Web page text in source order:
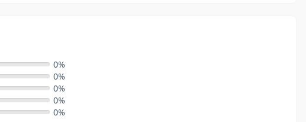
0%
0%
0%
0%
0%